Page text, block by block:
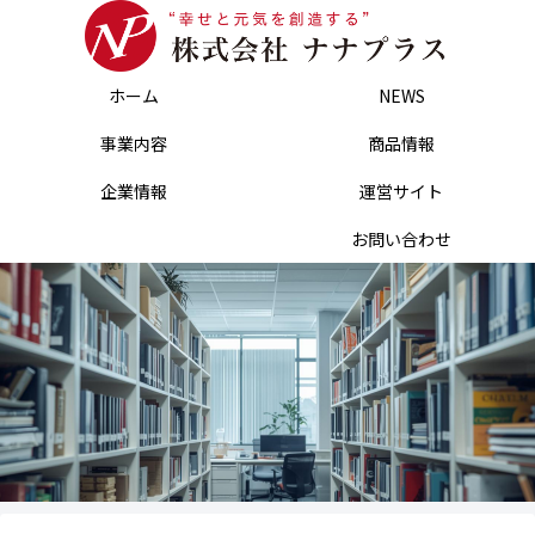
ホーム
NEWS
事業内容
商品情報
企業情報
運営サイト
お問い合わせ